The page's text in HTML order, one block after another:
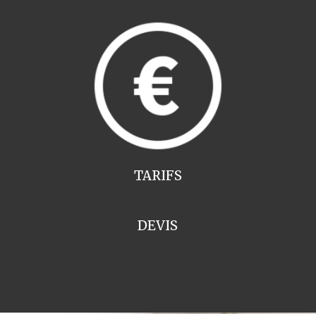
TARIFS
DEVIS